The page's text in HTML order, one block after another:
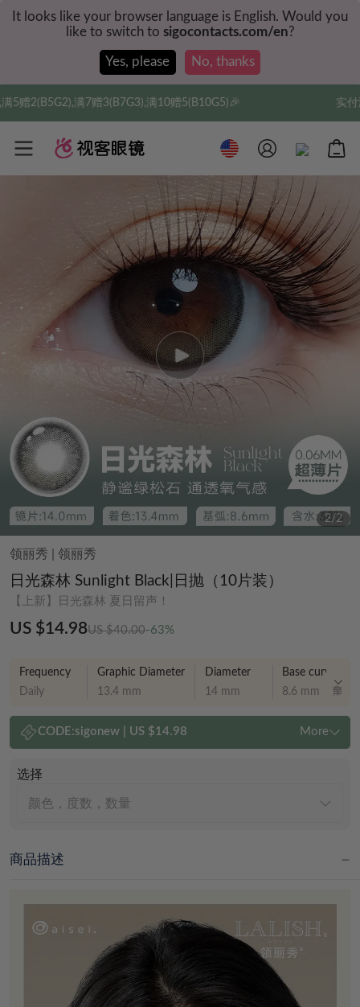
It looks like your browser language is English. Would you
like to switch to sigocontacts.com/en?
Yes, please No, thanks
3(B7G3),满10赠5(B10G5)🎉 实付满$35全球包邮，
2/2
领丽秀 领丽秀
日光森林 Sunlight Black|日抛（10片装）
【上新】日光森林 夏日留声！
US $14.98US $40.00-63%
Frequency
Daily
Graphic Diameter
13.4 mm
Diameter
14 mm
Base curve
8.6 mm
CODE:sigonew| US $14.98 More
选择
颜色，度数，数量
商品描述